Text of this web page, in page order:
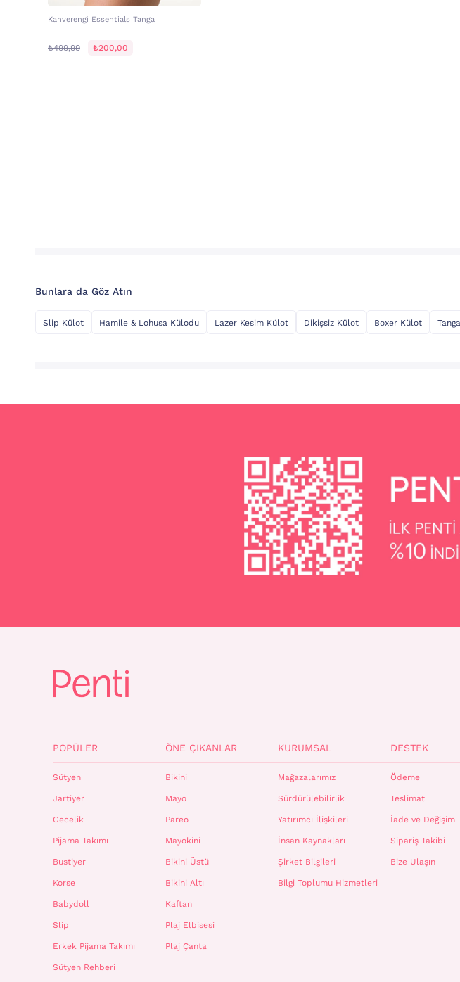
Kahverengi̇ Essentials Tanga
₺499,99 ₺200,00
Bunlara da Göz Atın
Slip Külot Hamile & Lohusa Külodu Lazer Kesim Külot Dikişsiz Külot Boxer Külot
POPÜLER
Sütyen
Jartiyer
Gecelik
Pijama Takımı
Bustiyer
Korse
Babydoll
Slip
Erkek Pijama Takımı
Sütyen Rehberi
ÖNE ÇIKANLAR
Bikini
Mayo
Pareo
Mayokini
Bikini Üstü
Bikini Altı
Kaftan
Plaj Elbisesi
Plaj Çanta
KURUMSAL
Mağazalarımız
Sürdürülebilirlik
Yatırımcı İlişkileri
İnsan Kaynakları
Şirket Bilgileri
Bilgi Toplumu Hizmetleri
DESTEK
Ödeme
Teslimat
İade ve Değişim
Sipariş Takibi
Bize Ulaşın